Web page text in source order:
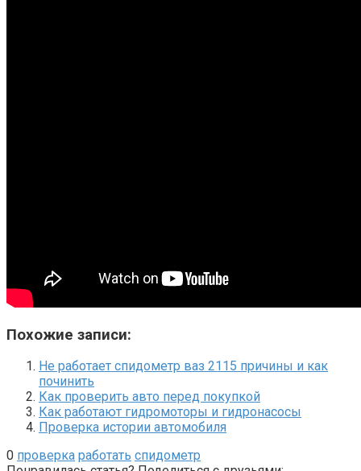
Похожие записи:
Не работает спидометр ваз 2115 причины и как
починить
Как проверить авто перед покупкой
Как работают гидромоторы и гидронасосы
Проверка истории автомобиля
0 проверка работать спидометр